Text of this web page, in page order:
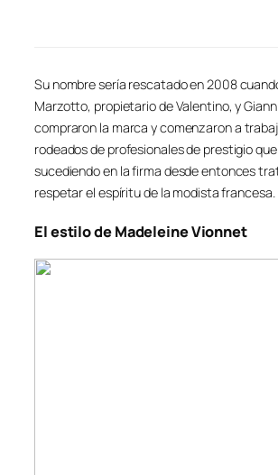
Su nombre sería rescatado en 2008
Marzotto, propietario de Valentino, y
compraron la marca y comenzaron a
rodeados de profesionales de prestigio
sucediendo en la firma desde entonces
respetar el espíritu de la modista francesa.
El estilo de Madeleine Vionnet